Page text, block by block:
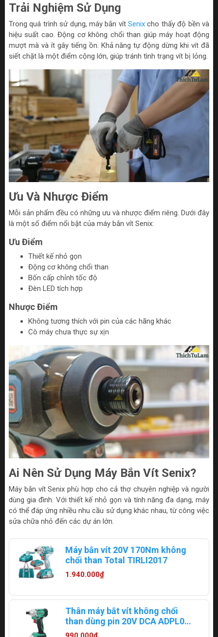
Trải Nghiệm Sử Dụng
Trong quá trình sử dụng, máy bắn vítSenix cho thấy độ bền và
hiệu suất cao. Động cơ không chổi than giúp máy hoạt động
mượt mà và ít gây tiếng ồn. Khả năng tự động dừng khi vít đã
siết chặt là một điểm cộng lớn, giúp tránh tình trạng vít bị lỏng.
Ưu Và Nhược Điểm
Mỗi sản phẩm đều có những ưu và nhược điểm riêng. Dưới đây
là một số điểm nổi bật của máy bắn vít Senix:
Ưu Điểm
Thiết kế nhỏ gọn
Động cơ không chổi than
Bốn cấp chỉnh tốc độ
Đèn LED tích hợp
Nhược Điểm
Không tương thích với pin của các hãng khác
Cò máy chưa thực sự xịn
Ai Nên Sử Dụng Máy Bắn Vít Senix?
Máy bắn vít Senix phù hợp cho cả thợ chuyên nghiệp và người
dùng gia đình. Với thiết kế nhỏ gọn và tính năng đa dạng, máy
có thể đáp ứng nhiều nhu cầu sử dụng khác nhau, từ công việc
sửa chữa nhỏ đến các dự án lớn.
Máy bắn vít 20V 170Nm không
chổi than Total TIRLI2017
1.940.000₫
Thân máy bắt vít không chổi
than dùng pin 20V DCA ADPL03-
14Z